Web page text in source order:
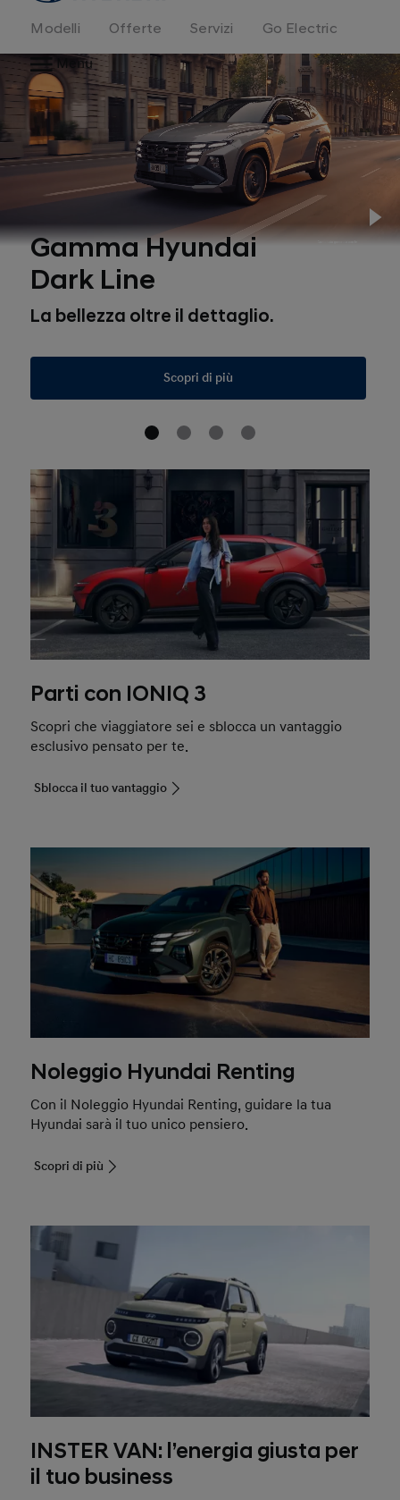
Modelli Offerte Servizi
Go Electric
Menu
Gamma Hyundai
Dark Line
La bellezza oltre il dettaglio.
Scopri di più
Parti con IONIQ 3
Scopri che viaggiatore sei e sblocca un vantaggio
esclusivo pensato per te.
Sblocca il tuo vantaggio
Noleggio Hyundai Renting
Con il Noleggio Hyundai Renting, guidare la tua
Hyundai sarà il tuo unico pensiero.
Scopri di più
INSTER VAN: l’energia giusta per
il tuo business